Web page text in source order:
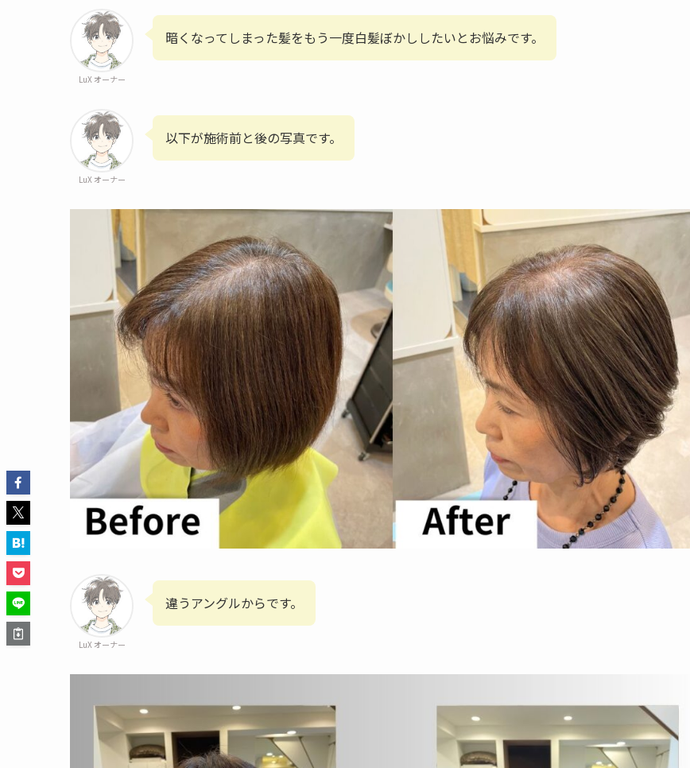
LuX オーナー
暗くなってしまった髪をもう一度白髪ぼかししたいとお悩みです。
LuX オーナー
以下が施術前と後の写真です。
LuX オーナー
違うアングルからです。